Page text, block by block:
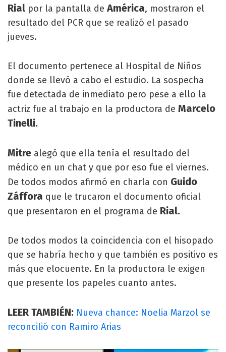
Rial por la pantalla deAmérica, mostraron el
resultado del PCR que se realizó el pasado
jueves.
El documento pertenece al Hospital de Niños
donde se llevó a cabo el estudio. La sospecha
fue detectada de inmediato pero pese a ello la
actriz fue al trabajo en la productora de Marcelo
Tinelli.
Mitre alegó que ella tenía el resultado del
médico en un chat y que por eso fue el viernes.
De todos modos afirmó en charla con Guido
Záffora que le trucaron el documento oficial
que presentaron en el programa de Rial.
De todos modos la coincidencia con el hisopado
que se habría hecho y que también es positivo es
más que elocuente. En la productora le exigen
que presente los papeles cuanto antes.
LEER TAMBIÉN: Nueva chance: Noelia Marzol se
reconcilió con Ramiro Arias